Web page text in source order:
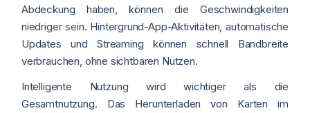
Abdeckung haben, können die Geschwindigkeiten
niedriger sein. Hintergrund-App-Aktivitäten, automatische
Updates und Streaming können schnell Bandbreite
verbrauchen, ohne sichtbaren Nutzen.
Intelligente Nutzung wird wichtiger als die
Gesamtnutzung. Das Herunterladen von Karten im